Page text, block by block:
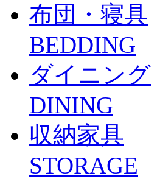
布団・寝具
BEDDING
ダイニング
DINING
収納家具
STORAGE